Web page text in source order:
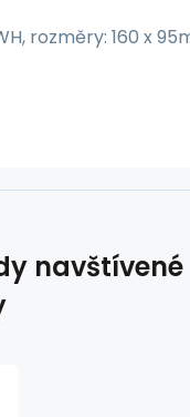
rozměry: 160 x
navštívené